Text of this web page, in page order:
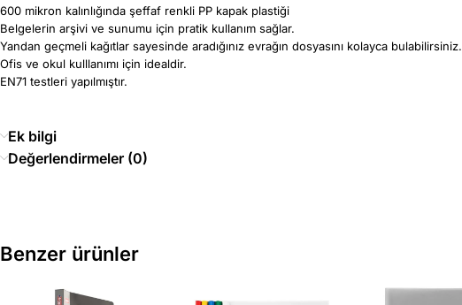
600 mikron kalınlığında şeffaf renkli PP kapak plastiği
Belgelerin arşivi ve sunumu için pratik kullanım sağlar.
Yandan geçmeli kağıtlar sayesinde aradığınız evrağın dosyasını kolayca bulabilirsiniz.
Ofis ve okul kulllanımı için idealdir.
EN71 testleri yapılmıştır.
Ek bilgi
Değerlendirmeler (0)
Benzer ürünler